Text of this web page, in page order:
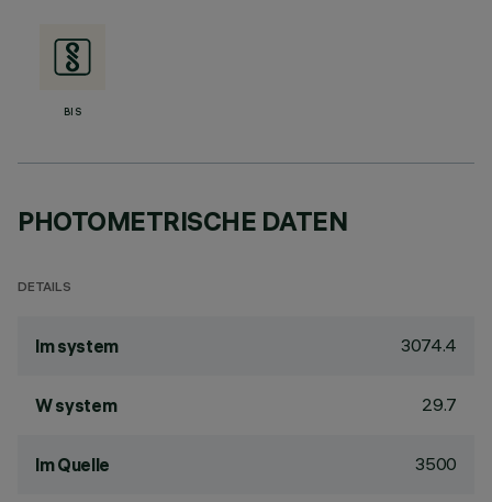
BIS
PHOTOMETRISCHE DATEN
DETAILS
lm system 3074.4
W system 29.7
lm Quelle 3500